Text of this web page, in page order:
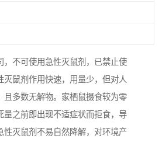
，不可使用急性灭鼠剂，已禁止使
灭鼠剂作用快速，用量少，但对人
且多数无解物。家栖鼠摄食较为零
量之前即出现不适症状而拒食，导
性灭鼠剂不易自然降解，对环境产